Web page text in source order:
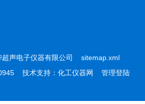
超声电子仪器有限公司 sitemap.xml
技术支持： 化工仪器网 管理登陆